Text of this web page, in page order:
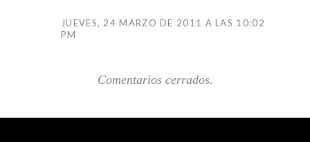
JUEVES, 24 MARZO DE 2011 A LAS 10:02
PM
Comentarios cerrados.